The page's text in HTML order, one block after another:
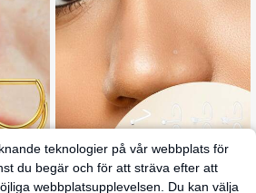
stål D
brosk,
teknologier på vår webbplats för
du begär och för att sträva efter att
webbplatsupplevelsen. Du kan välja